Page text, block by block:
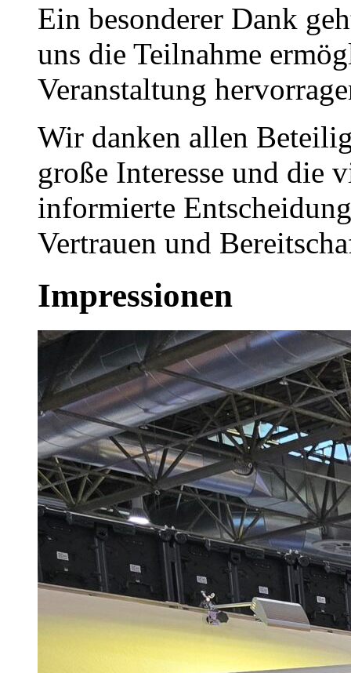
Ein besonderer Dank
uns die Teilnahme
Veranstaltung
Wir danken allen
große Interesse und die
informierte
Vertrauen und
Impressionen